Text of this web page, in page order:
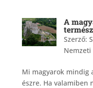
A
Szerző:
Nemzeti
Mi magyarok mindig
észre. Ha valamiben